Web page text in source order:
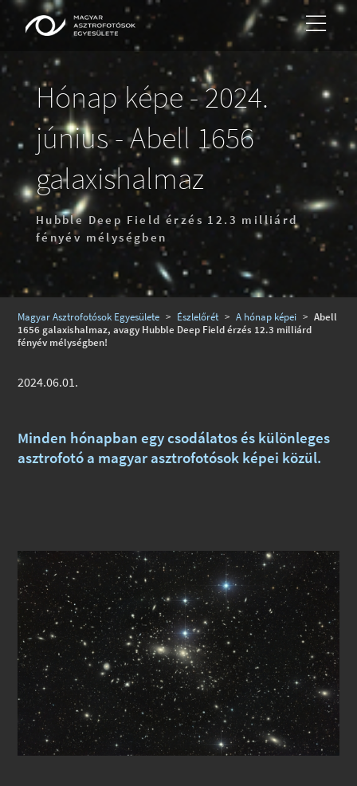
Hónap képe - 2024.
június - Abell 1656
galaxishalmaz
Hubble Deep Field érzés 12.3 milliárd
fényév mélységben
Magyar Asztrofotósok Egyesülete > Észlelőrét > A hónap képei > Abell
1656 galaxishalmaz, avagy Hubble Deep Field érzés 12.3 milliárd
fényév mélységben!
2024.06.01.
Minden hónapban egy csodálatos és különleges
asztrofotó a magyar asztrofotósok képei közül.